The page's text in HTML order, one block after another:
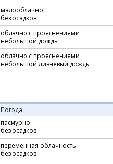
малооблачно
без осадков
облачно с прояснениями
небольшой дождь
облачно с прояснениями
небольшой ливневый дождь
Погода
пасмурно
без осадков
переменная облачность
без осадков